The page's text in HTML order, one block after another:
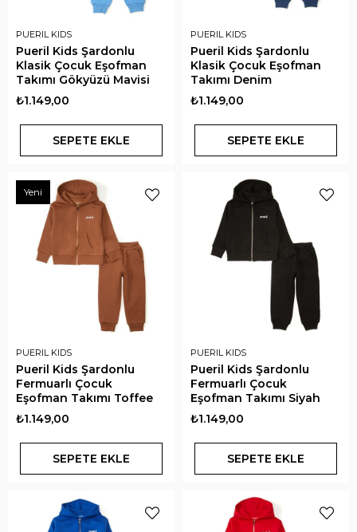
PUERIL KIDS
Pueril Kids Şardonlu
Klasik Çocuk Eşofman
Takımı Gökyüzü Mavisi
₺1.149,00
SEPETE EKLE
PUERIL KIDS
Pueril Kids Şardonlu
Klasik Çocuk Eşofman
Takımı Denim
₺1.149,00
SEPETE EKLE
PUERIL KIDS
Pueril Kids Şardonlu
Fermuarlı Çocuk
Eşofman Takımı Toffee
₺1.149,00
SEPETE EKLE
Yeni
PUERIL KIDS
Pueril Kids Şardonlu
Fermuarlı Çocuk
Eşofman Takımı Siyah
₺1.149,00
SEPETE EKLE